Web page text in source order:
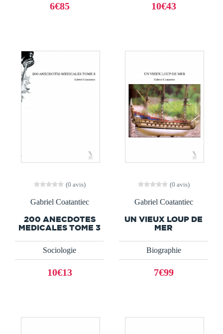
6€85 10€43
(0 avis)
Gabriel Coatantiec
200 ANECDOTES
MEDICALES TOME 3
Sociologie
10€13
(0 avis)
Gabriel Coatantiec
UN VIEUX LOUP DE
MER
Biographie
7€99